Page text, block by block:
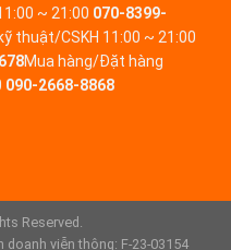
~ 21:00 070-8399-
thuật/CSKH 11:00 ~ 21:00
Mua hàng/Đặt hàng
090-2668-8868
Reserved.
doanh viễn thông: F-23-03154